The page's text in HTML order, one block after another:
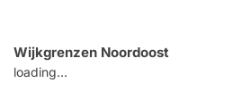
Wijkgrenzen Noordoost
loading...